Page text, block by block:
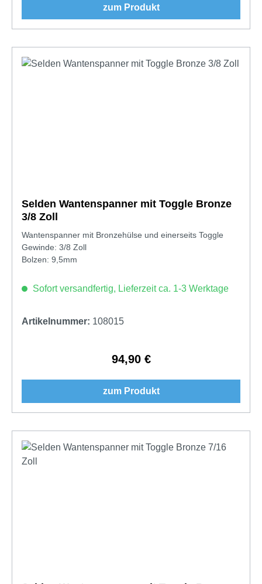
zum Produkt
Selden Wantenspanner mit Toggle Bronze
3/8 Zoll
Wantenspanner mit Bronzehülse und einerseits Toggle
Gewinde: 3/8 Zoll
Bolzen: 9,5mm
Sofort versandfertig, Lieferzeit ca. 1-3 Werktage
Artikelnummer: 108015
Regulärer Preis:
94,90 €
zum Produkt